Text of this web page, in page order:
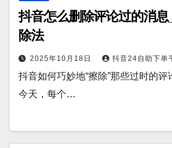
抖音怎么删除评论过的消息
除法
2025年10月18日 抖音24自助下单
抖音如何巧妙地“擦除”那些过时的
今天，每个…